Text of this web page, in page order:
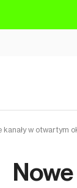
kanały w otwartym